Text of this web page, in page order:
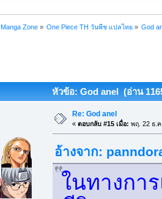
Manga Zone» One Piece TH วันพีช แปลไทย» God
หัวข้อ: God anel (อ่าน
Re: God anel
« ตอบกลับ #15 เมื่อ: พฤ. 22 ธ.ค
อ้างจาก:
ในทางกา